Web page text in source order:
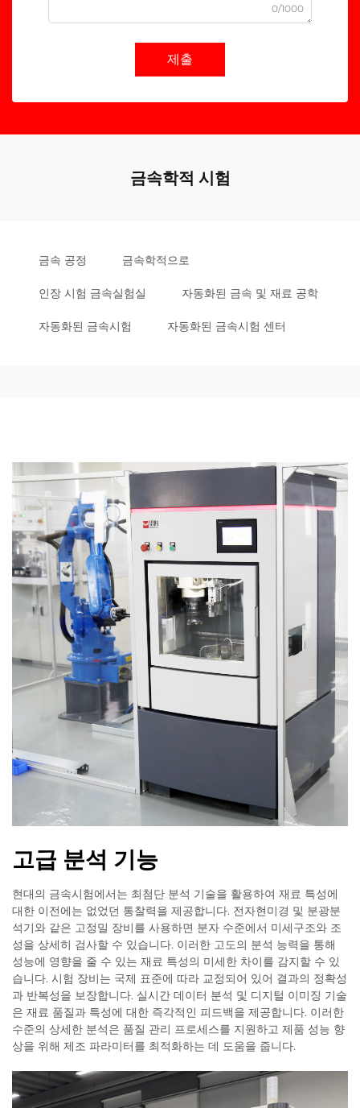
0/1000
제출
금속학적 시험
금속 공정 금속학적으로
인장 시험 금속실험실 자동화된 금속 및 재료 공학
자동화된 금속시험 자동화된 금속시험 센터
고급 분석 기능
현대의 금속시험에서는 최첨단 분석 기술을 활용하여 재료 특성에
대한 이전에는 없었던 통찰력을 제공합니다. 전자현미경 및 분광분
석기와 같은 고정밀 장비를 사용하면 분자 수준에서 미세구조와 조
성을 상세히 검사할 수 있습니다. 이러한 고도의 분석 능력을 통해
성능에 영향을 줄 수 있는 재료 특성의 미세한 차이를 감지할 수 있
습니다. 시험 장비는 국제 표준에 따라 교정되어 있어 결과의 정확성
과 반복성을 보장합니다. 실시간 데이터 분석 및 디지털 이미징 기술
은 재료 품질과 특성에 대한 즉각적인 피드백을 제공합니다. 이러한
수준의 상세한 분석은 품질 관리 프로세스를 지원하고 제품 성능 향
상을 위해 제조 파라미터를 최적화하는 데 도움을 줍니다.